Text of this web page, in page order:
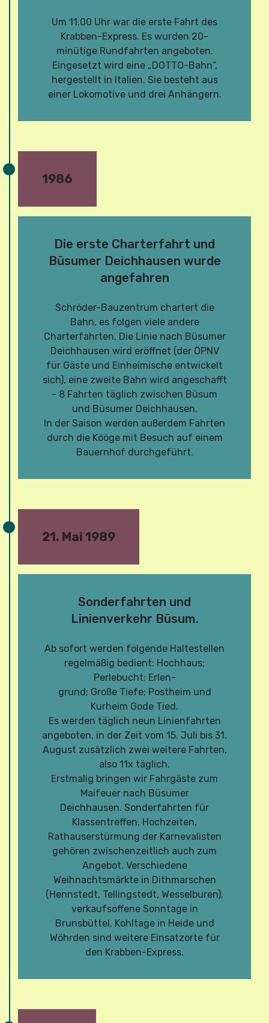
Um 11.00 Uhr war die erste Fahrt des
Krabben-Express. Es wurden 20-
minütige Rundfahrten angeboten.
Eingesetzt wird eine „DOTTO-Bahn“,
hergestellt in Italien. Sie besteht aus
einer Lokomotive und drei Anhängern.
1986
Die erste Charterfahrt und
Büsumer Deichhausen wurde
angefahren
Schröder-Bauzentrum chartert die
Bahn, es folgen viele andere
Charterfahrten. Die Linie nach Büsumer
Deichhausen wird eröffnet (der ÖPNV
für Gäste und Einheimische entwickelt
sich), eine zweite Bahn wird angeschafft
- 8 Fahrten täglich zwischen Büsum
und Büsumer Deichhausen.
In der Saison werden außerdem Fahrten
durch die Kööge mit Besuch auf einem
Bauernhof durchgeführt.
21. Mai 1989
Sonderfahrten und
Linienverkehr Büsum.
Ab sofort werden folgende Haltestellen
regelmäßig bedient: Hochhaus;
Perlebucht; Erlen-
grund; Große Tiefe; Postheim und
Kurheim Gode Tied.
Es werden täglich neun Linienfahrten
angeboten, in der Zeit vom 15. Juli bis 31.
August zusätzlich zwei weitere Fahrten,
also 11x täglich.
Erstmalig bringen wir Fahrgäste zum
Maifeuer nach Büsumer
Deichhausen. Sonderfahrten für
Klassentreffen, Hochzeiten,
Rathauserstürmung der Karnevalisten
gehören zwischenzeitlich auch zum
Angebot. Verschiedene
Weihnachtsmärkte in Dithmarschen
(Hennstedt, Tellingstedt, Wesselburen),
verkaufsoffene Sonntage in
Brunsbüttel, Kohltage in Heide und
Wöhrden sind weitere Einsatzorte für
den Krabben-Express.